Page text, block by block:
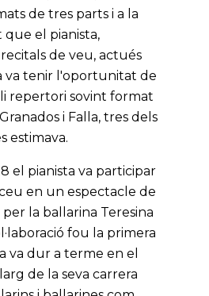
de tres parts i a la
el pianista,
de veu, actués
va tenir l'oportunitat de
repertori sovint format
i Falla, tres dels
estimava.
el pianista va participar
en un espectacle de
la ballarina Teresina
fou la primera
va dur a terme en el
de la seva carrera